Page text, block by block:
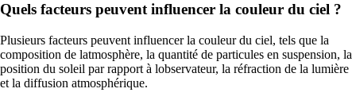
Quels facteurs peuvent influencer la couleur du ciel ?
Plusieurs facteurs peuvent influencer la couleur du ciel, tels que la
composition de latmosphère, la quantité de particules en suspension, la
position du soleil par rapport à lobservateur, la réfraction de la lumière
et la diffusion atmosphérique.